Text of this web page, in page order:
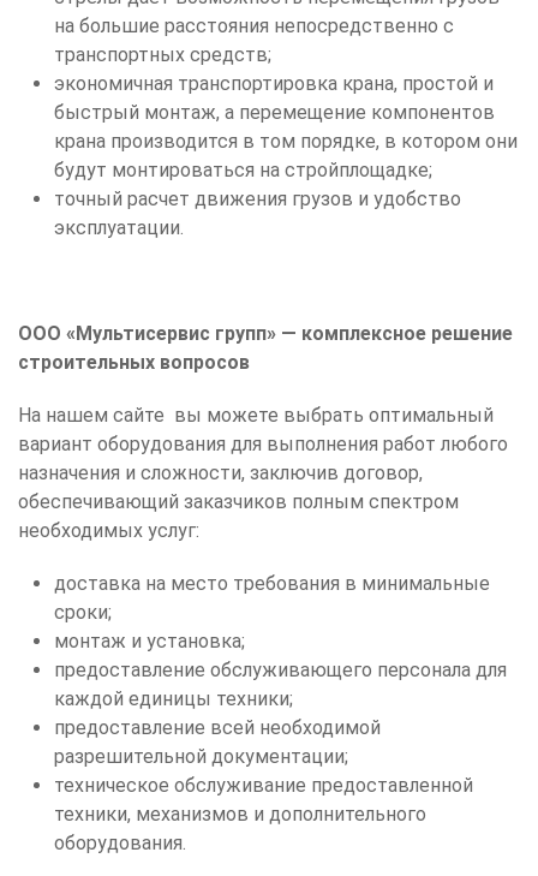
на большие расстояния непосредственно с
транспортных средств;
экономичная транспортировка крана, простой и
быстрый монтаж, а перемещение компонентов
крана производится в том порядке, в котором они
будут монтироваться на стройплощадке;
точный расчет движения грузов и удобство
эксплуатации.
ООО «Мультисервис групп» — комплексное решение
строительных вопросов
На нашем сайте вы можете выбрать оптимальный
вариант оборудования для выполнения работ любого
назначения и сложности, заключив договор,
обеспечивающий заказчиков полным спектром
необходимых услуг:
доставка на место требования в минимальные
сроки;
монтаж и установка;
предоставление обслуживающего персонала для
каждой единицы техники;
предоставление всей необходимой
разрешительной документации;
техническое обслуживание предоставленной
техники, механизмов и дополнительного
оборудования.